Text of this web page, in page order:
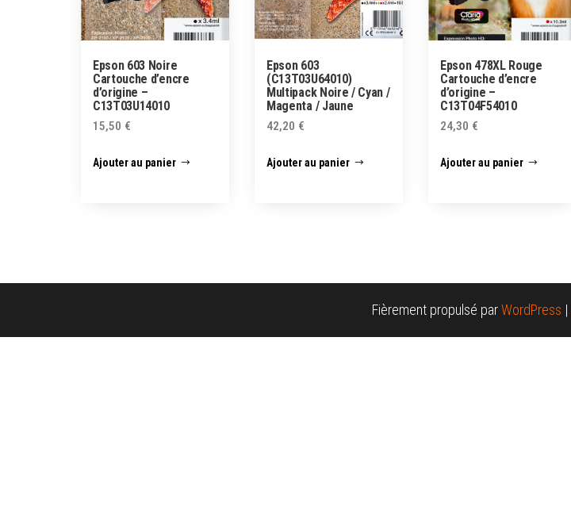
Epson 603 Noire
Cartouche d’encre
d’origine –
C13T03U14010
15,50 €
Ajouter au panier
Epson 603
(C13T03U64010)
Multipack Noire / Cyan /
Magenta / Jaune
42,20 €
Ajouter au panier
Epson 478XL Rouge
Cartouche d’encre
d’origine –
C13T04F54010
24,30 €
Ajouter au panier
Fièrement propulsé parWordPress |